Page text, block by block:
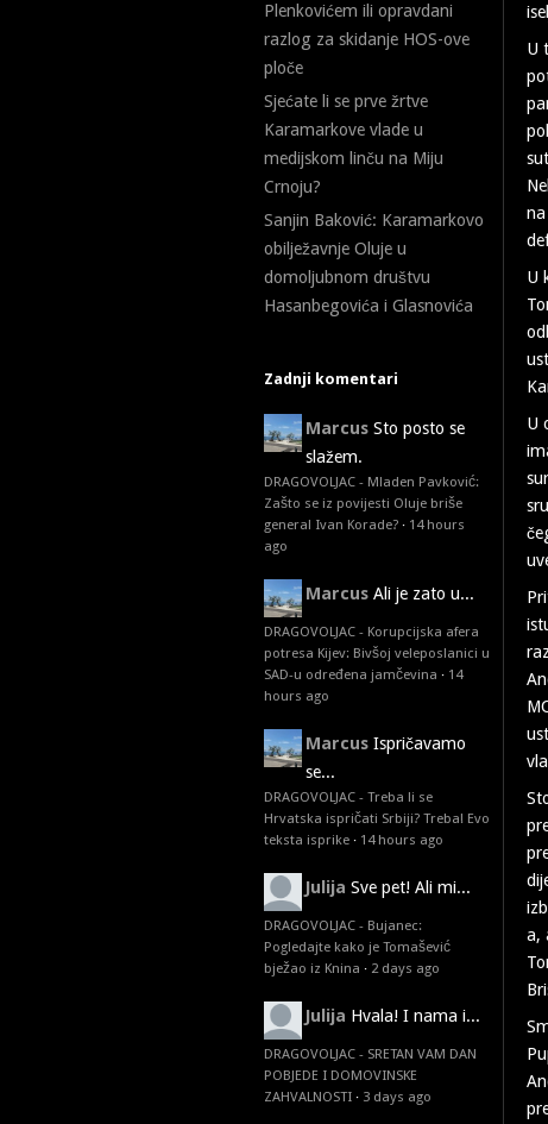
Plenkovićem ili opravdani
razlog za skidanje HOS-ove
ploče
Sjećate li se prve žrtve
Karamarkove vlade u
medijskom linču na Miju
Crnoju?
Sanjin Baković: Karamarkovo
obilježavnje Oluje u
domoljubnom društvu
Hasanbegovića i Glasnovića
Zadnji komentari
Marcus Sto posto se
slažem.
DRAGOVOLJAC - Mladen Pavković:
Zašto se iz povijesti Oluje briše
general Ivan Korade? · 14 hours
ago
Marcus Ali je zato u...
DRAGOVOLJAC - Korupcijska afera
potresa Kijev: Bivšoj veleposlanici u
SAD-u određena jamčevina · 14
hours ago
Marcus Ispričavamo
se...
DRAGOVOLJAC - Treba li se
Hrvatska ispričati Srbiji? Treba! Evo
teksta isprike · 14 hours ago
Julija Sve pet! Ali mi...
DRAGOVOLJAC - Bujanec:
Pogledajte kako je Tomašević
bježao iz Knina · 2 days ago
Julija Hvala! I nama i...
DRAGOVOLJAC - SRETAN VAM DAN
POBJEDE I DOMOVINSKE
ZAHVALNOSTI · 3 days ago
U
U
U
a,